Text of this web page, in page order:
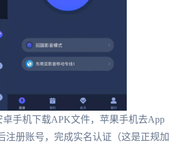
手机下载APK文件，苹果手机去App
注册账号，完成实名认证（这是正规加